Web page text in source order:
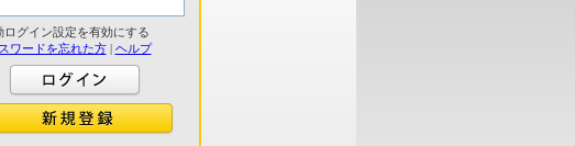
ログイン設定を有効にする
ワードを忘れた方| ヘルプ